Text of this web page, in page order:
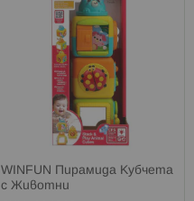
WINFUN Пирамида Кубчета
с Животни